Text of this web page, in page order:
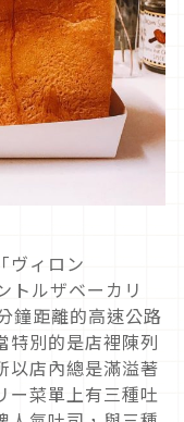
ヴィロン
トルザベーカリ
鐘距離的高速公路
特別的是店裡陳列
以店內總是滿溢著
ー菜單上有三種吐